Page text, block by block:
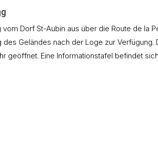
vom Dorf St-Aubin aus über die Route de la
des Geländes nach der Loge zur
geöffnet. Eine Informationstafel befindet